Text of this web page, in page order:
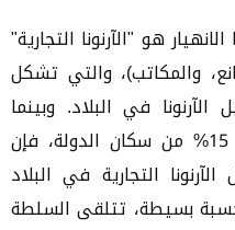
هو "الآرنونا التجارية"
والمكاتب)، والتي تشكل
الآرنونا في البلاد. وبينما
يعيش في البلدات العربية نحو 15% من سكان الدولة، فإن
التجارية في البلاد
بسيطة، تتلقى السلطة